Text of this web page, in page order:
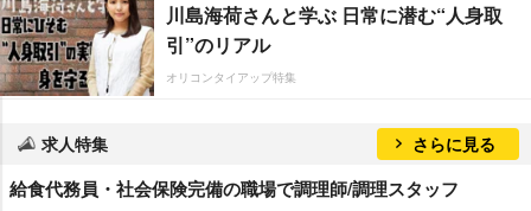
川島海荷さんと学ぶ 日常に潜む“人身取
引”のリアル
オリコンタイアップ特集
求人特集 さらに見る
給食代務員・社会保険完備の職場で調理師/調理スタッフ